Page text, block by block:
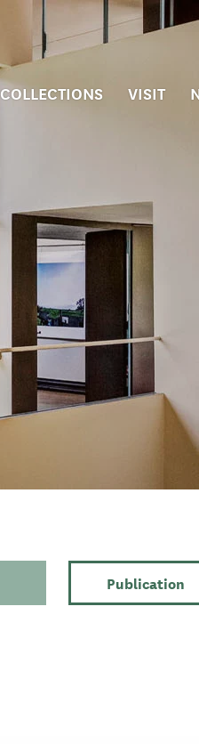
COLLECTIONS VISIT
Publication